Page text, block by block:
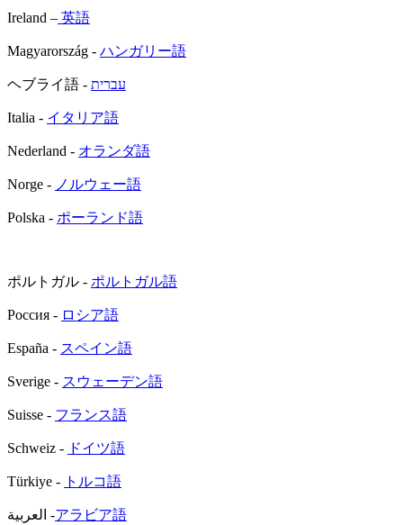
Ireland – 英語
Magyarország - ハンガリー語
ヘブライ語 - עברית
Italia - イタリア語
Nederland - オランダ語
Norge - ノルウェー語
Polska - ポーランド語
ポルトガル - ポルトガル語
Россия - ロシア語
España - スペイン語
Sverige - スウェーデン語
Suisse - フランス語
Schweiz - ドイツ語
Türkiye - トルコ語
العربية -アラビア語